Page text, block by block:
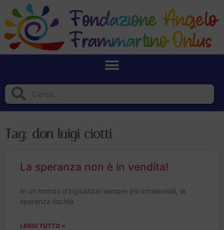
Tag: don luigi ciotti
La speranza non è in vendita!
In un mondo d’ingiustizie sempre più intollerabili, la
speranza rischia
LEGGI TUTTO »